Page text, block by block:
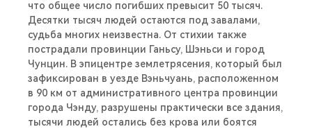
что общее число погибших превысит 50 тысяч.
Десятки тысяч людей остаются под завалами,
судьба многих неизвестна. От стихии также
пострадали провинции Ганьсу, Шэньси и город
Чунцин. В эпицентре землетрясения, который был
зафиксирован в уезде Вэньчуань, расположенном
в 90 км от административного центра провинции
города Чэнду, разрушены практически все здания,
тысячи людей остались без крова или боятся